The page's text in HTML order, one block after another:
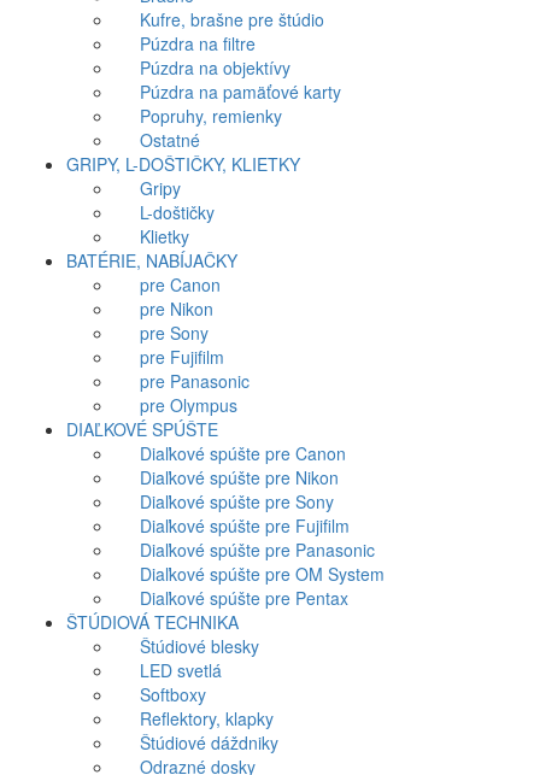
Kufre, brašne pre štúdio
Púzdra na filtre
Púzdra na objektívy
Púzdra na pamäťové karty
Popruhy, remienky
Ostatné
GRIPY, L-DOŠTIČKY, KLIETKY
Gripy
L-doštičky
Klietky
BATÉRIE, NABÍJAČKY
pre Canon
pre Nikon
pre Sony
pre Fujifilm
pre Panasonic
pre Olympus
DIAĽKOVÉ SPÚŠTE
Diaľkové spúšte pre Canon
Diaľkové spúšte pre Nikon
Diaľkové spúšte pre Sony
Diaľkové spúšte pre Fujifilm
Diaľkové spúšte pre Panasonic
Diaľkové spúšte pre OM System
Diaľkové spúšte pre Pentax
ŠTÚDIOVÁ TECHNIKA
Štúdiové blesky
LED svetlá
Softboxy
Reflektory, klapky
Štúdiové dáždniky
Odrazné dosky